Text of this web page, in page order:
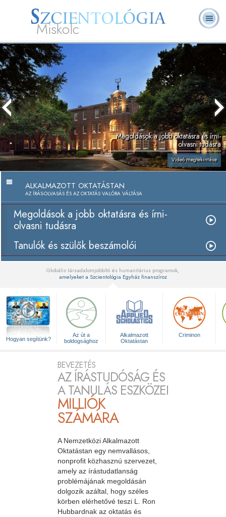
Miskolc
L. Ron
Hubbard
Mi a
Szcientológia?
Könyvek
Online
tanfolyamok
Megoldások a jobb oktatásra és írni-
olvasni tudásra
Videó megtekintése
ALKALMAZOTT OKTATÁSTAN
AZ ÍRÁS-OLVASÁS ÉS AZ OKTATÁS VALÓRA VÁLTÁSA
Megoldások a jobb oktatásra és írni-
olvasni tudásra
Tanulók és szülők beszámolói
Globális társadalomjobbító és humanitárius programok,
amelyeket a Szcientológia Egyház finanszíroz
Hogyan segítünk?
Az út a
boldogsághoz
Alkalmazott
Oktatástan
Criminon
BEVEZETÉS
AZ ÍRÁSTUDÓSÁG ÉS
A TANULÁS ESZKÖZEI
MILLIÓK
SZÁMÁRA
A Nemzetközi Alkalmazott
Oktatástan egy nemvallásos,
nonprofit közhasznú szervezet,
amely az írástudatlanság
problémájának megoldásán
dolgozik azáltal, hogy széles
körben elérhetővé teszi L. Ron
Hubbardnak az oktatás és